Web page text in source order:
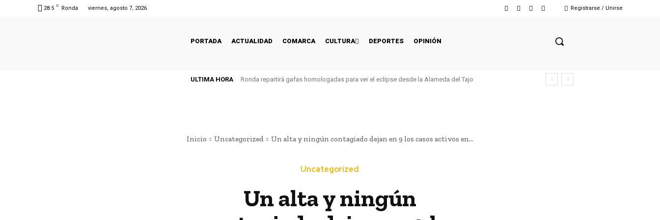
28.5 C Ronda viernes, agosto 7, 2026 Registrarse / Unirse
PORTADA ACTUALIDAD COMARCA CULTURA DEPORTES OPINIÓN
ULTIMA HORA Ronda repartirá gafas homologadas para ver el eclipse desde la Alameda del Tajo
Inicio Uncategorized Un alta y ningún contagiado dejan en 9 los casos activos en...
Uncategorized
Un alta y ningún